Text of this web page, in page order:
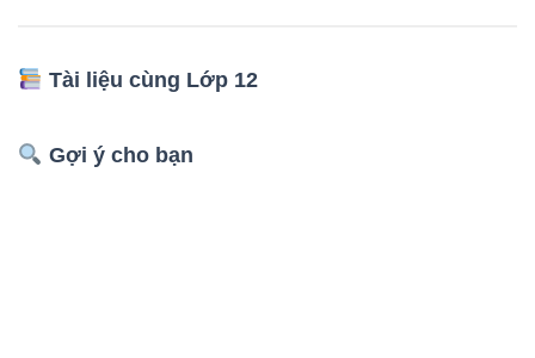
Tài liệu cùng Lớp 12
Gợi ý cho bạn